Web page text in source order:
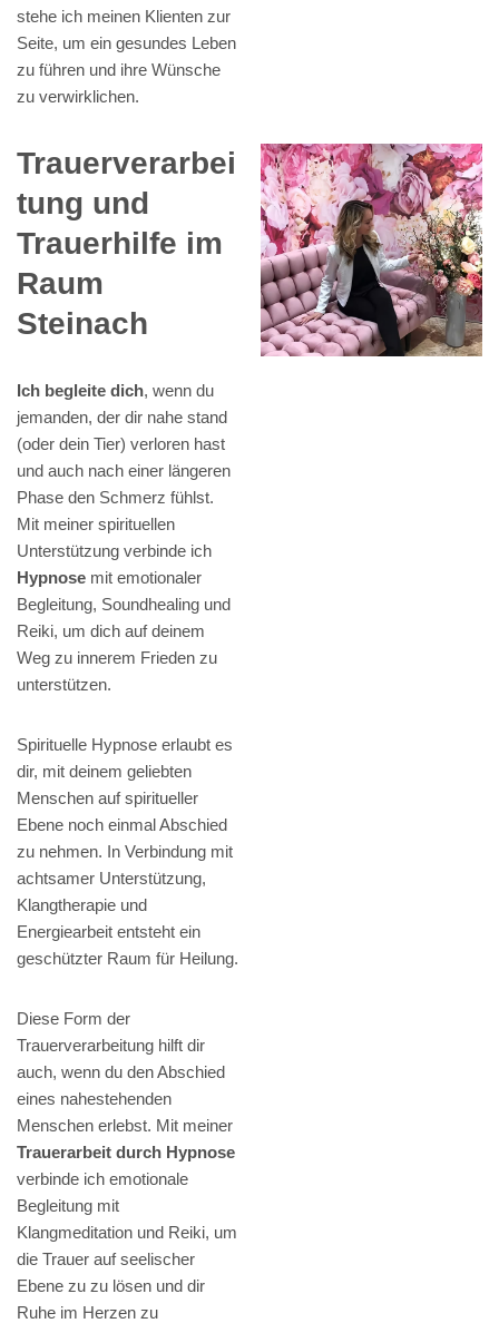
stehe ich meinen Klienten zur
Seite, um ein gesundes Leben
zu führen und ihre Wünsche
zu verwirklichen.
Trauerverarbei
tung und
Trauerhilfe im
Raum
Steinach
Ich begleite dich, wenn du
jemanden, der dir nahe stand
(oder dein Tier) verloren hast
und auch nach einer längeren
Phase den Schmerz fühlst.
Mit meiner spirituellen
Unterstützung verbinde ich
Hypnose mit emotionaler
Begleitung, Soundhealing und
Reiki, um dich auf deinem
Weg zu innerem Frieden zu
unterstützen.
Spirituelle Hypnose erlaubt es
dir, mit deinem geliebten
Menschen auf spiritueller
Ebene noch einmal Abschied
zu nehmen. In Verbindung mit
achtsamer Unterstützung,
Klangtherapie und
Energiearbeit entsteht ein
geschützter Raum für Heilung.
Diese Form der
Trauerverarbeitung hilft dir
auch, wenn du den Abschied
eines nahestehenden
Menschen erlebst. Mit meiner
Trauerarbeit durch Hypnose
verbinde ich emotionale
Begleitung mit
Klangmeditation und Reiki, um
die Trauer auf seelischer
Ebene zu zu lösen und dir
Ruhe im Herzen zu